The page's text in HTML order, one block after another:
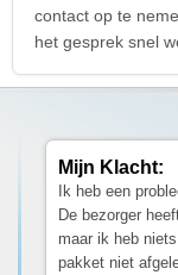
contact op te
het gesprek snel
Mijn Klacht:
Ik heb een
De bezorger
maar ik heb
pakket niet